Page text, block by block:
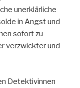
unerklärliche
in Angst und
sofort zu
verzwickter und
Detektivinnen